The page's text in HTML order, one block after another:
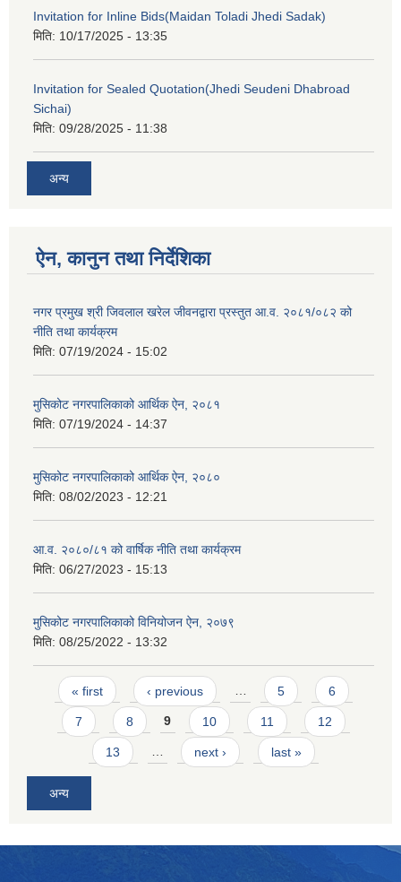
Invitation for Inline Bids(Maidan Toladi Jhedi Sadak)
मिति: 10/17/2025 - 13:35
Invitation for Sealed Quotation(Jhedi Seudeni Dhabroad
Sichai)
मिति: 09/28/2025 - 11:38
अन्य
ऐन, कानुन तथा निर्देशिका
नगर प्रमुख श्री जिवलाल खरेल जीवनद्वारा प्रस्तुत आ.व. २०८१/०८२ को
नीति तथा कार्यक्रम
मिति: 07/19/2024 - 15:02
मुसिकोट नगरपालिकाको आर्थिक ऐन, २०८१
मिति: 07/19/2024 - 14:37
मुसिकोट नगरपालिकाको आर्थिक ऐन, २०८०
मिति: 08/02/2023 - 12:21
आ.व. २०८०/८१ को वार्षिक नीति तथा कार्यक्रम
मिति: 06/27/2023 - 15:13
मुसिकोट नगरपालिकाको विनियोजन ऐन, २०७९
मिति: 08/25/2022 - 13:32
Pages
« first ‹ previous … 5 6
7 8 9 10 11 12
13 … next › last »
अन्य